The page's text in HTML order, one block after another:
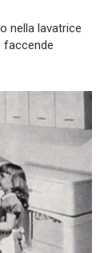
nella lavatrice
faccende